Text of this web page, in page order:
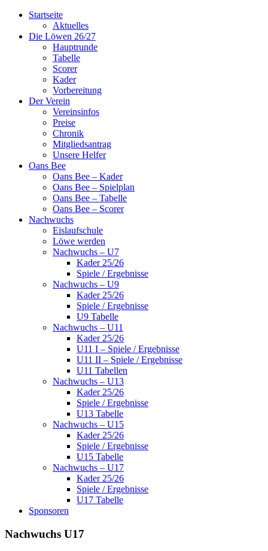
Startseite
Aktuelles
Die Löwen 26/27
Hauptrunde
Tabelle
Scorer
Kader
Vorbereitung
Der Verein
Vereinsinfos
Preise
Chronik
Mitgliedsantrag
Unsere Helfer
Oans Bee
Oans Bee – Kader
Oans Bee – Spielplan
Oans Bee – Tabelle
Oans Bee – Scorer
Nachwuchs
Eislaufschule
Löwe werden
Nachwuchs – U7
Kader 25/26
Spiele / Ergebnisse
Nachwuchs – U9
Kader 25/26
Spiele / Ergebnisse
U9 Tabelle
Nachwuchs – U11
Kader 25/26
U11 I – Spiele / Ergebnisse
U11 II – Spiele / Ergebnisse
U11 Tabellen
Nachwuchs – U13
Kader 25/26
Spiele / Ergebnisse
U13 Tabelle
Nachwuchs – U15
Kader 25/26
Spiele / Ergebnisse
U15 Tabelle
Nachwuchs – U17
Kader 25/26
Spiele / Ergebnisse
U17 Tabelle
Sponsoren
Nachwuchs U17